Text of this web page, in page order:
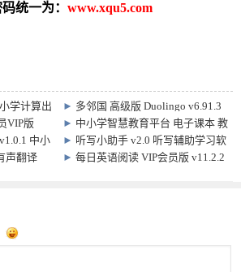
统一为： www.xqu5.com
学计算出
► 多邻国 高级版 Duolingo v6.91.3
VIP版
► 中小学智慧教育平台 电子课本 教
材下载 软件
中小
软件
► 听写小助手 v2.0 听写辅助学习软
件
声翻译
►每日英语阅读 VIP会员版 v11.2.2